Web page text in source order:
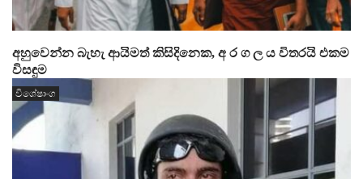
අහුවෙන්න බැහැ ආයිමත් කිසිදිනෙක, අ ර ග ල ය විතරයි එකම
විසඳුම
විශේෂාංග